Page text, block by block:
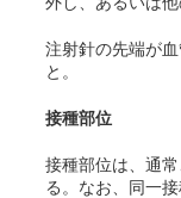
注射針の先端が
と。
接種部位
接種部位は、通
る。なお、同一